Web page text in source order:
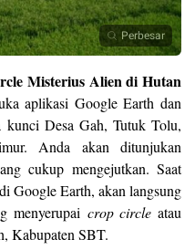
Perbesar
Misterius Alien di Hutan
aplikasi Google Earth dan
kunci Desa Gah, Tutuk Tolu,
Anda akan ditunjukan
cukup mengejutkan. Saat
Google Earth, akan langsung
menyerupai crop circle atau
Kabupaten SBT.